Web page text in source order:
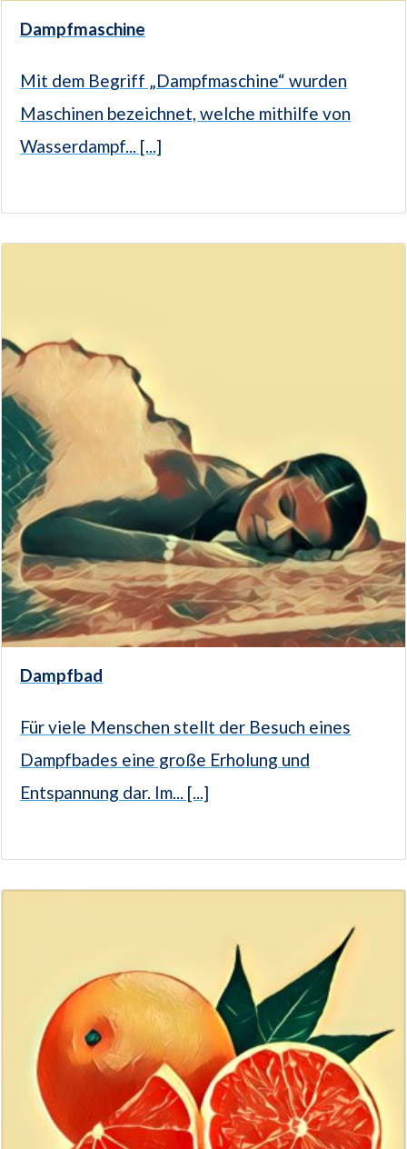
Dampfmaschine
Mit dem Begriff „Dampfmaschine“ wurden
Maschinen bezeichnet, welche mithilfe von
Wasserdampf... [...]
Dampfbad
Für viele Menschen stellt der Besuch eines
Dampfbades eine große Erholung und
Entspannung dar. Im... [...]